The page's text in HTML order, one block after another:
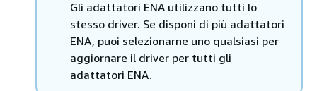
Gli adattatori ENA utilizzano tutti lo
stesso driver. Se disponi di più adattatori
ENA, puoi selezionarne uno qualsiasi per
aggiornare il driver per tutti gli
adattatori ENA.